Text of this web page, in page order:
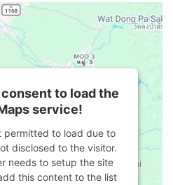
to load the
service!
permitted to load due to
disclosed to the visitor.
needs to setup the site
this content to the list